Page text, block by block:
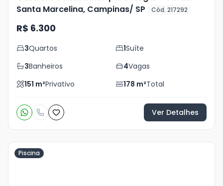
Santa Marcelina, Campinas/ SP
Cód. 217292
R$ 6.300
3Quartos 1Suíte
3Banheiros 4Vagas
151 m²Privativo 178 m²Total
Ver Detalhes
Piscina